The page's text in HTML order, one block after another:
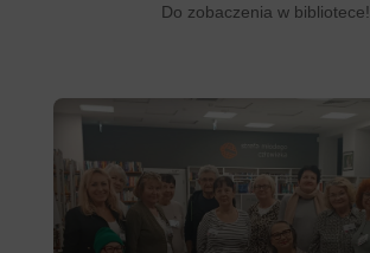
Do zobaczenia w bibliotece!